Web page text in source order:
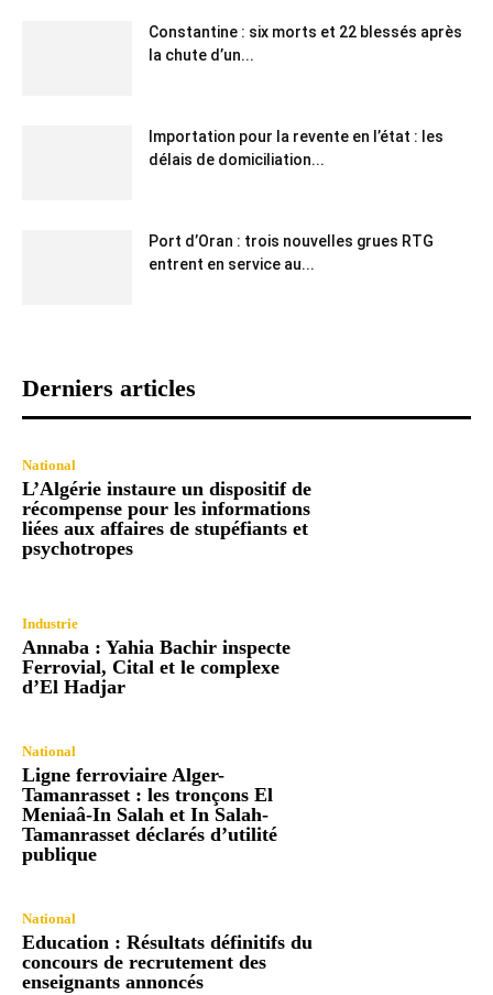
Constantine : six morts et 22 blessés après
la chute d’un...
Importation pour la revente en l’état : les
délais de domiciliation...
Port d’Oran : trois nouvelles grues RTG
entrent en service au...
Derniers articles
National
L’Algérie instaure un dispositif de
récompense pour les informations
liées aux affaires de stupéfiants et
psychotropes
Industrie
Annaba : Yahia Bachir inspecte
Ferrovial, Cital et le complexe
d’El Hadjar
National
Ligne ferroviaire Alger-
Tamanrasset : les tronçons El
Meniaâ-In Salah et In Salah-
Tamanrasset déclarés d’utilité
publique
National
Education : Résultats définitifs du
concours de recrutement des
enseignants annoncés